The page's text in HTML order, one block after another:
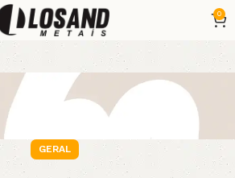
0
GERAL